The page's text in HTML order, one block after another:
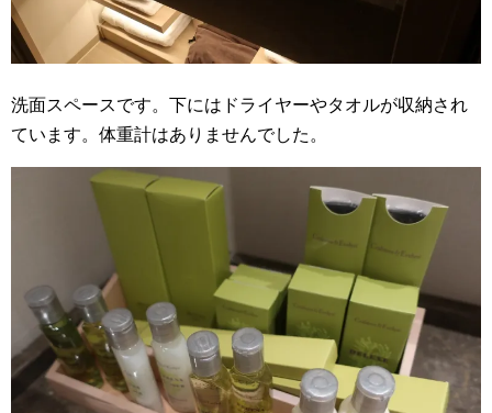
洗面スペースです。下にはドライヤーやタオルが収納され
ています。体重計はありませんでした。